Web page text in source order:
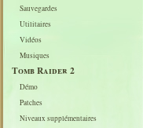
Sauvegardes
Utilitaires
Vidéos
Musiques
Tomb Raider 2
Démo
Patches
Niveaux supplémentaires